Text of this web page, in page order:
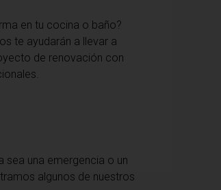
en tu cocina o baño?
te ayudarán a llevar a
de renovación con
sea una emergencia o un
algunos de nuestros